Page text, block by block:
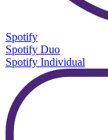
Spotify
Spotify Duo
Spotify Individual